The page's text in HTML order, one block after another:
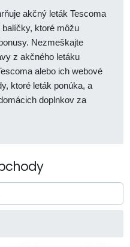
akčný leták Tescoma
ktoré môžu
Nezmeškajte
z akčného letáku
alebo ich webové
ktoré leták ponúka, a
doplnkov za